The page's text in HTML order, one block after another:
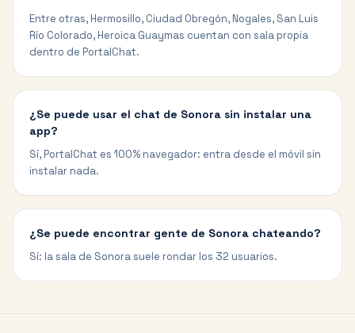
Entre otras, Hermosillo, Ciudad Obregón, Nogales, San Luis
Río Colorado, Heroica Guaymas cuentan con sala propia
dentro de PortalChat.
¿Se puede usar el chat de Sonora sin instalar una
app?
Sí, PortalChat es 100% navegador: entra desde el móvil sin
instalar nada.
¿Se puede encontrar gente de Sonora chateando?
Sí: la sala de Sonora suele rondar los 32 usuarios.